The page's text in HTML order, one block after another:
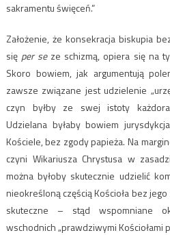
sakramentu święceń.”
Założenie, że konsekracja biskupia
się per seze schizmą, opiera się na
Skoro bowiem, jak argumentują
zawsze związane jest udzielenie
czyn byłby ze swej istoty
Udzielana byłaby bowiem
Kościele, bez zgody papieża. Na
czyni Wikariusza Chrystusa w
można byłoby skutecznie udzielić
nieokreśloną częścią Kościoła bez
skuteczne – stąd wspomniane
wschodnich „prawdziwymi Kościołami